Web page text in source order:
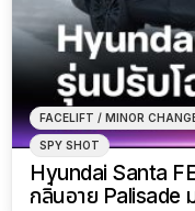
FACELIFT / MINOR
SPY SHOT
Hyundai Santa
กลิ่นอาย Palisade